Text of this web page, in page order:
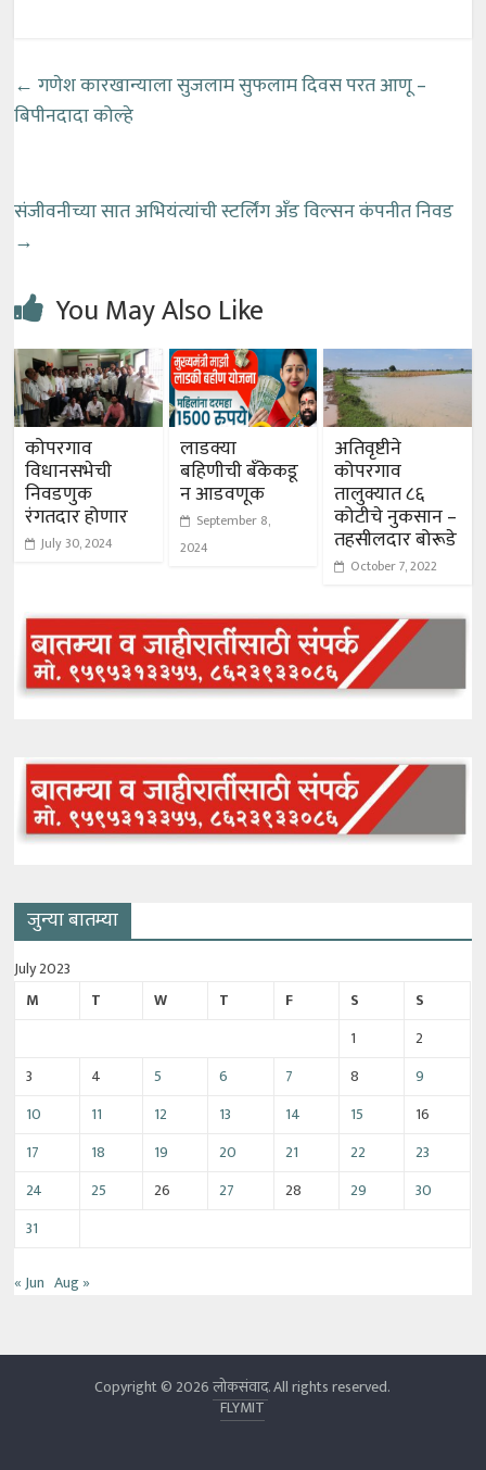
← गणेश कारखान्याला सुजलाम सुफलाम दिवस परत आणू –
बिपीनदादा कोल्हे
संजीवनीच्या सात अभियंत्यांची स्टर्लिंग अँड विल्सन कंपनीत निवड
→
You May Also Like
कोपरगाव
विधानसभेची
निवडणुक
रंगतदार होणार
July 30, 2024
लाडक्या
बहिणीची बँकेकडू
न आडवणूक
September 8,
2024
अतिवृष्टीने
कोपरगाव
तालुक्यात ८६
कोटीचे नुकसान –
तहसीलदार बोरूडे
October 7, 2022
जुन्या बातम्या
July 2023
M
T W T F S
S
1
2
3
4 5 6 7 8
9
10
11 12 13 14 15
16
17
18 19 20 21 22
23
24
25 26 27 28 29
30
31
« Jun Aug »
Copyright © 2026लोकसंवाद. All rights reserved.
FLYMIT